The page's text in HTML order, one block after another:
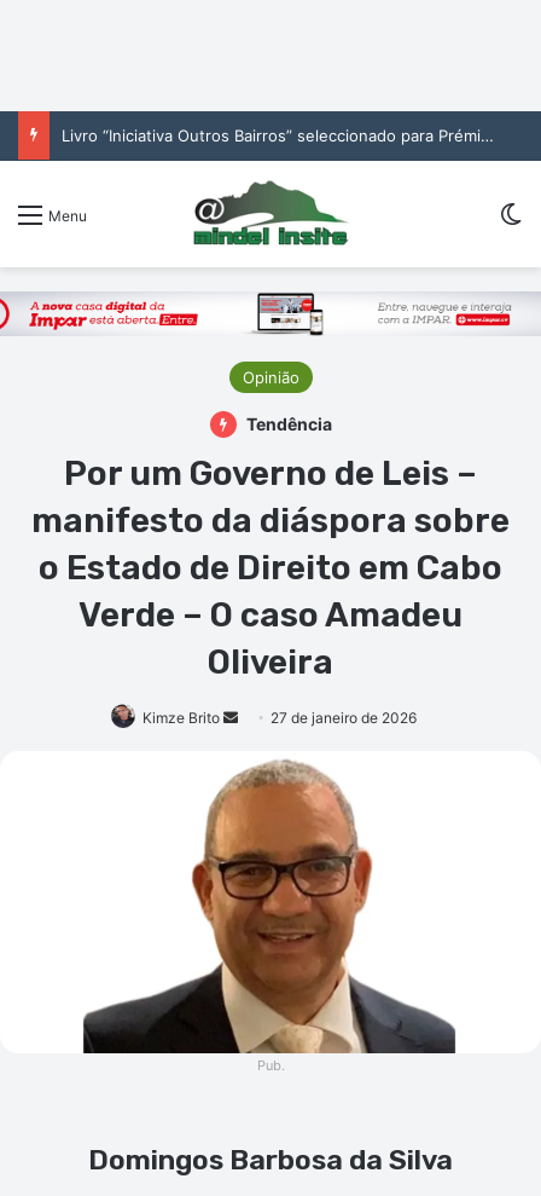
“Cantaram todas as minhas músicas”: Leo Santana emociona-se com receção na Baía das Gatas
Menu
Opinião
Tendência
Por um Governo de Leis –
manifesto da diáspora sobre
o Estado de Direito em Cabo
Verde – O caso Amadeu
Oliveira
Kimze Brito
Mande
e-
27 de janeiro de 2026
Pub.
Domingos Barbosa da Silva